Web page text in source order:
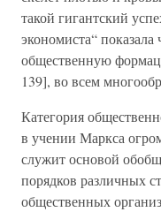
такой гигантский
экономиста“
общественную
139], во всем
Категория
в учении Маркса
служит основой
порядков различных
общественных